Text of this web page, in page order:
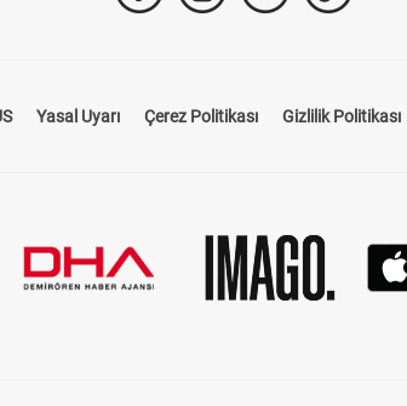
Yasal Uyarı Çerez Politikası Gizlilik Politikası